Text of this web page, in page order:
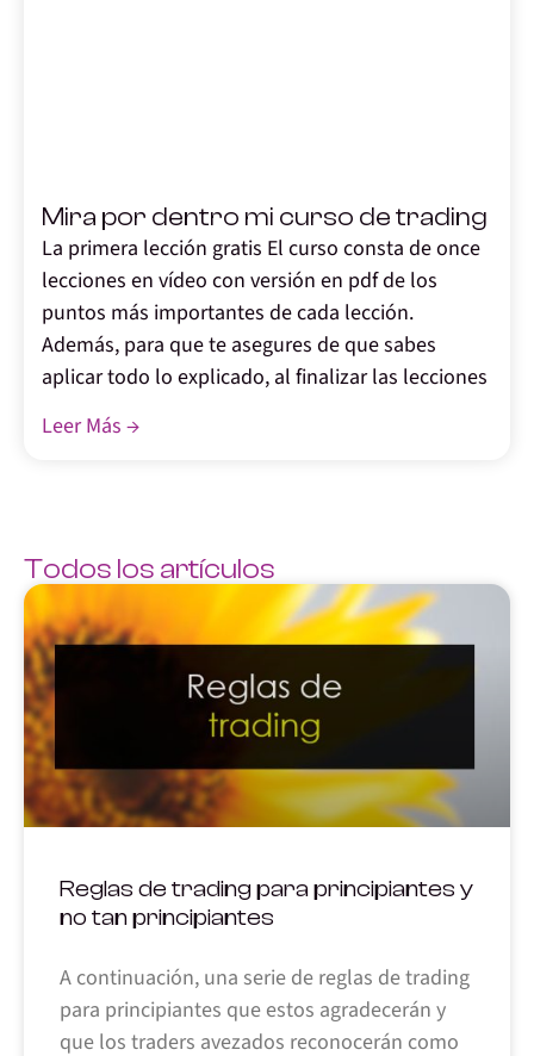
Mira por dentro mi curso de trading
La primera lección gratis El curso consta de once
lecciones en vídeo con versión en pdf de los
puntos más importantes de cada lección.
Además, para que te asegures de que sabes
aplicar todo lo explicado, al finalizar las lecciones
Leer Más →
Todos los artículos
Reglas de trading para principiantes y
no tan principiantes
A continuación, una serie de reglas de trading
para principiantes que estos agradecerán y
que los traders avezados reconocerán como